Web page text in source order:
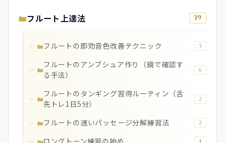
フルート上達法 39
フルートの即効音色改善テクニック 5
フルートのアンブシュア作り（鏡で確認す
る手法）
6
フルートのタンギング習得ルーティン（舌
先トレ1日5分）
2
フルートの速いパッセージ分解練習法 2
4